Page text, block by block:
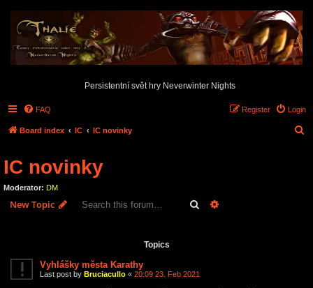
Persistentní svět hry Neverwinter Nights
FAQ Login
Register
Board index IC IC novinky
IC novinky
Moderator: DM
New Topic Search
Topics
Vyhlášky města Karathy
Last post by Bruciacullo « 20:09 23. Feb 2021